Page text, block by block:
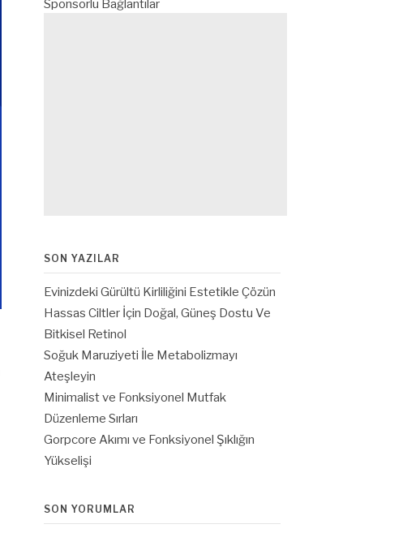
Sponsorlu Bağlantılar
SON YAZILAR
Evinizdeki Gürültü Kirliliğini Estetikle Çözün
Hassas Ciltler İçin Doğal, Güneş Dostu Ve
Bitkisel Retinol
Soğuk Maruziyeti İle Metabolizmayı
Ateşleyin
Minimalist ve Fonksiyonel Mutfak
Düzenleme Sırları
Gorpcore Akımı ve Fonksiyonel Şıklığın
Yükselişi
SON YORUMLAR